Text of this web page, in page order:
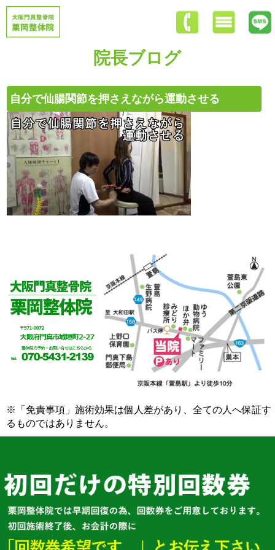
院長ブログ
自分で仙腸関節を押さえながら運動させる
※「免責事項」施術効果は個人差があり、全ての人へ保証す
るものではありません。